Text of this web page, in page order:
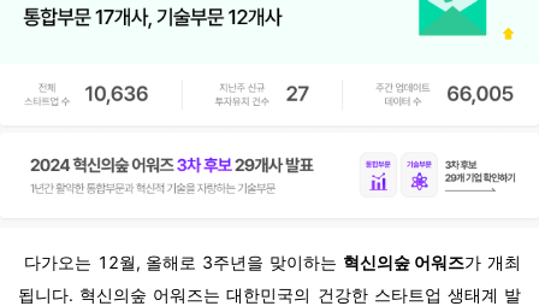
다가오는 12월, 올해로 3주년을 맞이하는 혁신의숲 어워즈가 개최
됩니다. 혁신의숲 어워즈는 대한민국의 건강한 스타트업 생태계 발